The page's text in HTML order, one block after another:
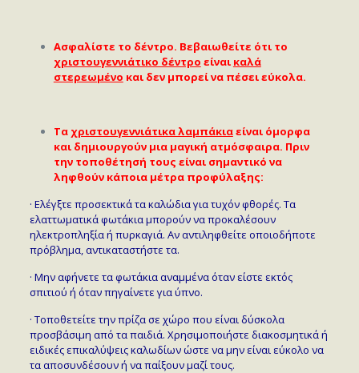
Ασφαλίστε το δέντρο. Βεβαιωθείτε ότι το
χριστουγεννιάτικο δέντρο είναι καλά
στερεωμένο και δεν μπορεί να πέσει εύκολα.
Τα χριστουγεννιάτικα λαμπάκιαείναι όμορφα
και δημιουργούν μια μαγική ατμόσφαιρα. Πριν
την τοποθέτησή τους είναι σημαντικό να
ληφθούν κάποια μέτρα προφύλαξης:
· Ελέγξτε προσεκτικά τα καλώδια για τυχόν φθορές. Τα
ελαττωματικά φωτάκια μπορούν να προκαλέσουν
ηλεκτροπληξία ή πυρκαγιά. Αν αντιληφθείτε οποιοδήποτε
πρόβλημα, αντικαταστήστε τα.
· Μην αφήνετε τα φωτάκια αναμμένα όταν είστε εκτός
σπιτιού ή όταν πηγαίνετε για ύπνο.
· Τοποθετείτε την πρίζα σε χώρο που είναι δύσκολα
προσβάσιμη από τα παιδιά. Χρησιμοποιήστε διακοσμητικά ή
ειδικές επικαλύψεις καλωδίων ώστε να μην είναι εύκολο να
τα αποσυνδέσουν ή να παίξουν μαζί τους.